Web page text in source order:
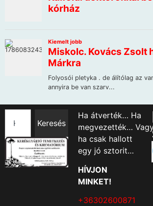
Keresés
Ha átverték… Ha
megvezették…
ha csak hallott
egy jó sztorit…
HÍVJON
MINKET!
+36302600871